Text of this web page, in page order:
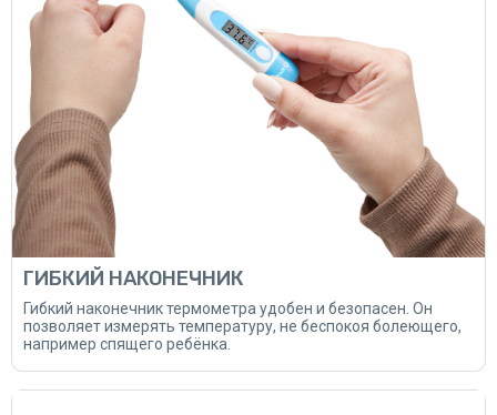
ГИБКИЙ НАКОНЕЧНИК
Гибкий наконечник термометра удобен и безопасен. Он
позволяет измерять температуру, не беспокоя болеющего,
например спящего ребёнка.